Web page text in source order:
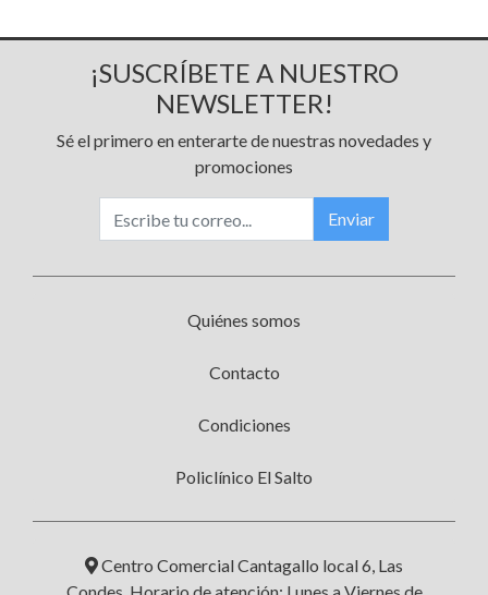
¡SUSCRÍBETE A NUESTRO
NEWSLETTER!
Sé el primero en enterarte de nuestras novedades y
promociones
Enviar
Quiénes somos
Contacto
Condiciones
Policlínico El Salto
Centro Comercial Cantagallo local 6, Las